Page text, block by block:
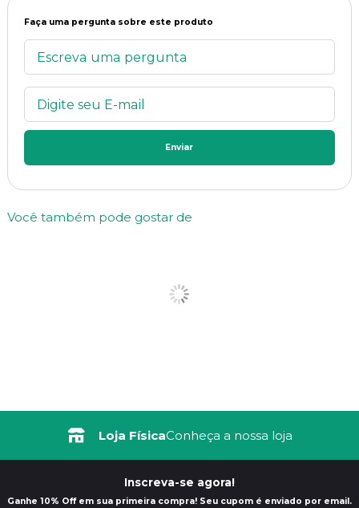
Faça uma pergunta sobre este produto
Enviar
Você também pode gostar de
Loja FísicaConheça a nossa loja
Inscreva-se agora!
Ganhe 10% Off em sua primeira compra! Seu cupom é enviado por email.